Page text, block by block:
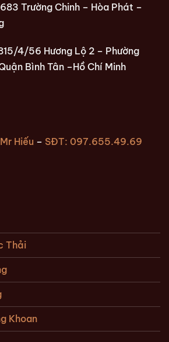
Trường Chinh – Hòa Phát –
4/56 Hương Lộ 2 – Phường
Bình Tân –Hồ Chí Minh
Hiếu – SĐT: 097.655.49.69
Thải
Khoan